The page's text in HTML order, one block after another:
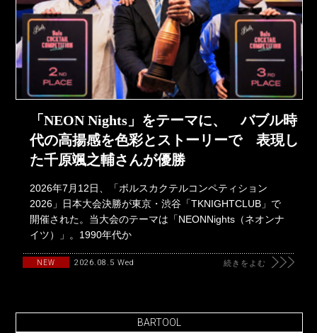
「NEON Nights」をテーマに、 バブル時
代の高揚感を色彩とストーリーで 表現し
た千原颯之輔さんが優勝
2026年7月12日、「ボルスカクテルコンペティション
2026」日本大会決勝が東京・渋谷「TKNIGHTCLUB」で
開催された。当大会のテーマは「NEONNights（ネオンナ
イツ）」。1990年代か
NEW 2026.08.5 Wed 続きをよむ
BARTOOL